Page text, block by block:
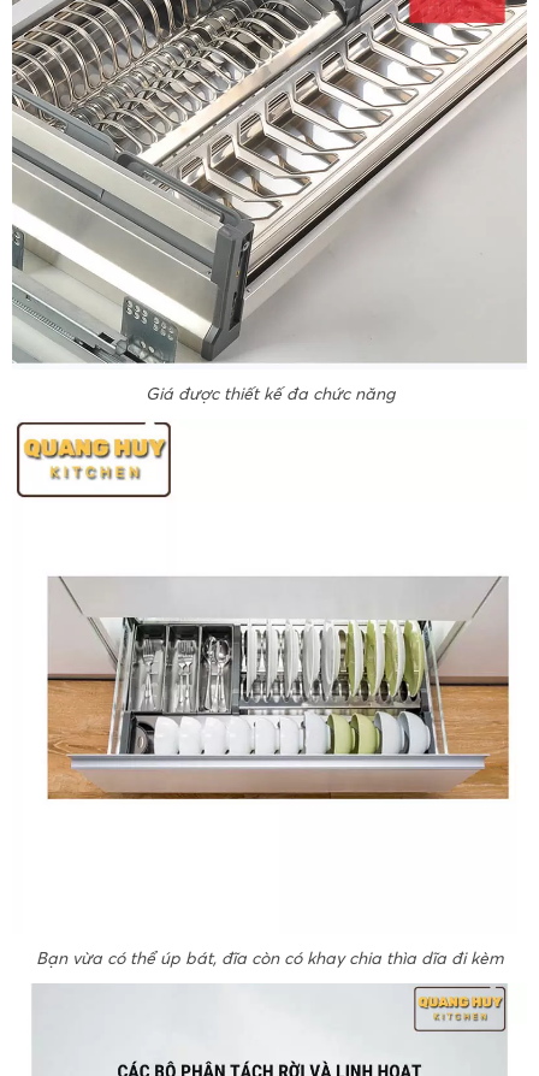
Giá được thiết kế đa chức năng
Bạn vừa có thể úp bát, đĩa còn có khay chia thìa dĩa đi kèm